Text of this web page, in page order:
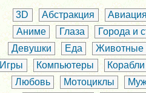
3D Абстракция
Аниме
Глаза
Города и
Девушки
Еда
Животные
Игры
Компьютеры
Корабли
Любовь
Мотоциклы